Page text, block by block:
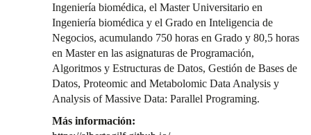
Ingeniería biomédica, el Master Universitario en
Ingeniería biomédica y el Grado en Inteligencia de
Negocios, acumulando 750 horas en Grado y 80,5 horas
en Master en las asignaturas de Programación,
Algoritmos y Estructuras de Datos, Gestión de Bases de
Datos, Proteomic and Metabolomic Data Analysis y
Analysis of Massive Data: Parallel Programing.
Más información: